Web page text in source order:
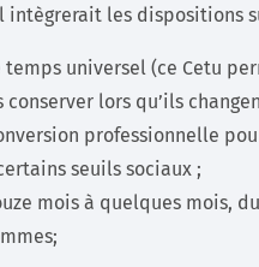
intègrerait les dispositions
universel (ce Cetu
conserver lors qu’ils
professionnelle
seuils sociaux ;
mois à quelques mois,